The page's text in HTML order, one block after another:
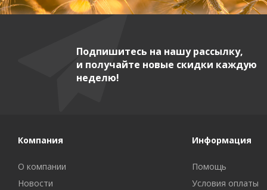
Подпишитесь на нашу рассылку,
и получайте новые скидки каждую
неделю!
Компания
О компании
Новости
Информация
Помощь
Условия оплаты